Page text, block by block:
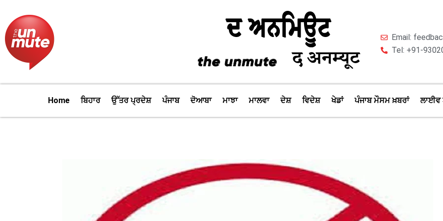
content
Email:
Tel: +91-
Home ਬਿਹਾਰ ਉੱਤਰ ਪ੍ਰਦੇਸ਼ ਪੰਜਾਬ ਦੋਆਬਾ ਮਾਝਾ ਮਾਲਵਾ ਦੇਸ਼ ਵਿਦੇਸ਼ ਖੇਡਾਂ ਪੰਜਾਬ ਮੌਸਮ ਖ਼ਬਰਾਂ ਲਾਈਵ